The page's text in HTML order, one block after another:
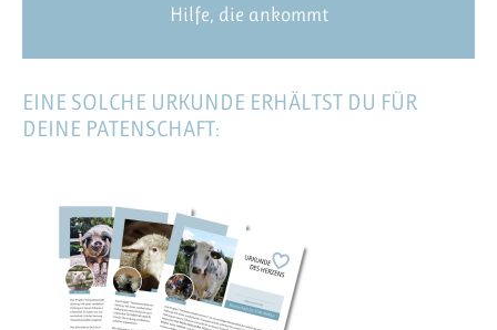
Hilfe, die ankommt
EINE SOLCHE URKUNDE ERHÄLTST DU FÜR
DEINE PATENSCHAFT: